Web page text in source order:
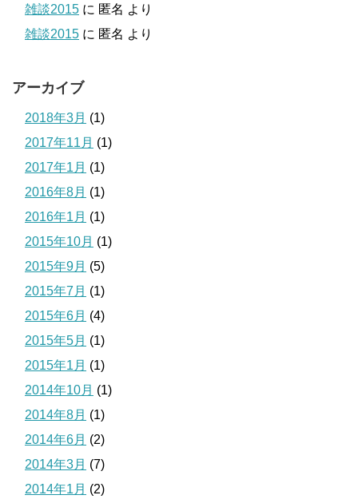
雑談2015 に 匿名 より
雑談2015 に 匿名 より
アーカイブ
2018年3月 (1)
2017年11月 (1)
2017年1月 (1)
2016年8月 (1)
2016年1月 (1)
2015年10月 (1)
2015年9月 (5)
2015年7月 (1)
2015年6月 (4)
2015年5月 (1)
2015年1月 (1)
2014年10月 (1)
2014年8月 (1)
2014年6月 (2)
2014年3月 (7)
2014年1月 (2)